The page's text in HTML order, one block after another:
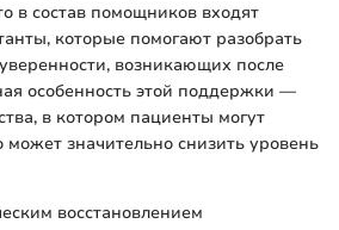
в состав помощников входят
которые помогают разобрать
возникающих после
особенность этой поддержки —
в котором пациенты могут
может значительно снизить уровень
восстановлением